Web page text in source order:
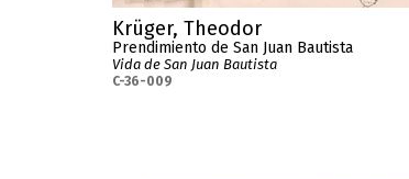
Krüger, Theodor
Prendimiento de San Juan Bautista
Vida de San Juan Bautista
C-36-009